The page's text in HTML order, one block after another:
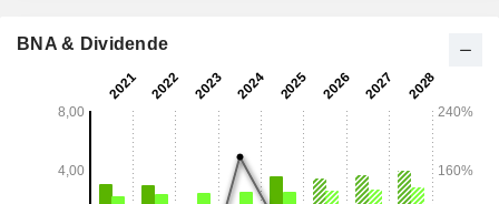
BNA & Dividende